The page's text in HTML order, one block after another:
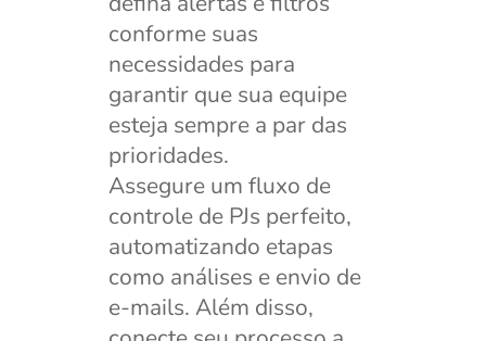
conforme suas
necessidades para
garantir que sua equipe
esteja sempre a par das
prioridades.
Assegure um fluxo de
controle de PJs perfeito,
automatizando etapas
como análises e envio de
e-mails. Além disso,